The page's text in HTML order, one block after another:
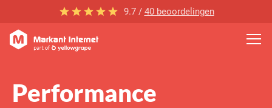
9.7 / 40 beoordelingen
Performance